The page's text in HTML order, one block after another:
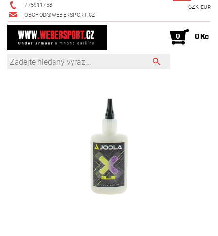
775911758
OBCHOD@WEBERSPORT.CZ
CZK EUR
0 0 Kč